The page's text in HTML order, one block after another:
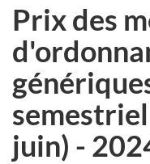
Prix des
juin) -